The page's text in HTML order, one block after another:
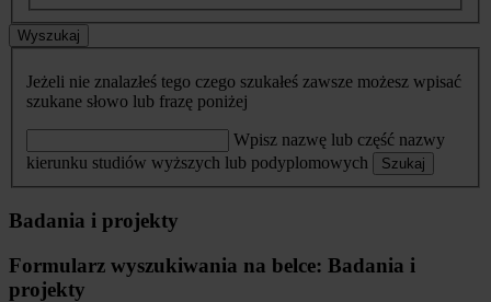
Wyszukaj
Jeżeli nie znalazłeś tego czego szukałeś zawsze możesz wpisać
szukane słowo lub frazę poniżej
Wpisz nazwę lub część nazwy
kierunku studiów wyższych lub podyplomowych
Szukaj
Badania i projekty
Formularz wyszukiwania na belce: Badania i
projekty